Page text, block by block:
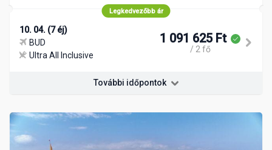
Legkedvezőbb ár
10. 04. (7 éj)
BUD
Ultra All Inclusive
1 091 625 Ft
/ 2 fő
További időpontok